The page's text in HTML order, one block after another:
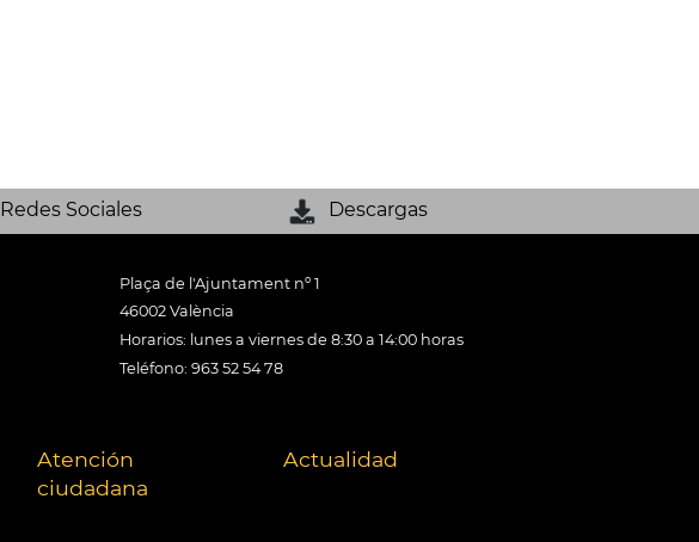
Redes Sociales Descargas
Plaça de l'Ajuntament nº 1
46002 València
Horarios: lunes a viernes de 8:30 a 14:00 horas
Teléfono: 963 52 54 78
Atención
ciudadana
Actualidad